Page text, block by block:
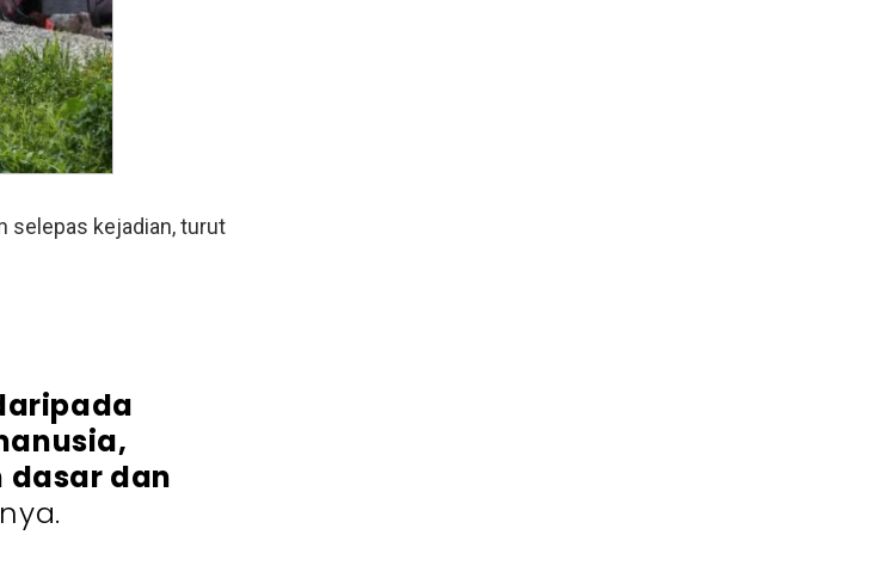
selepas kejadian, turut
dasar dan